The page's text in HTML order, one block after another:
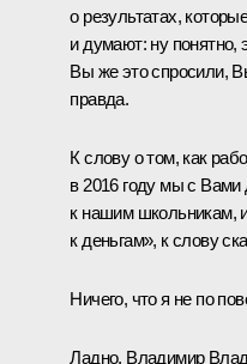
о результатах,
и думают: ну понятно,
Вы же это спросили,
правда.
К слову о том, как
в 2016 году мы с
к нашим школьникам,
к деньгам», к слову
Ничего, что я не по
Ладно, Владимир